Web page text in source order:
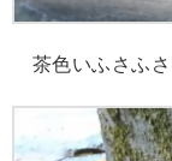
茶色いふさふさ